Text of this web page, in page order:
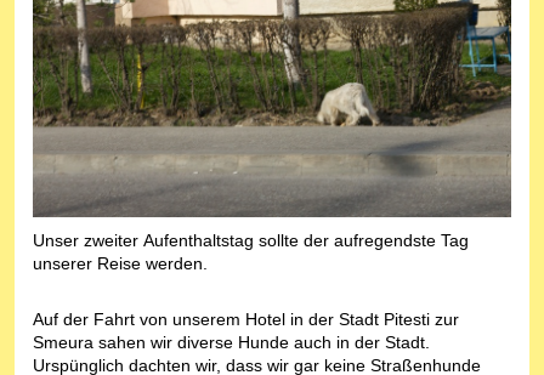
Unser zweiter Aufenthaltstag sollte der aufregendste Tag
unserer Reise werden.
Auf der Fahrt von unserem Hotel in der Stadt Pitesti zur
Smeura sahen wir diverse Hunde auch in der Stadt.
Urspünglich dachten wir, dass wir gar keine Straßenhunde